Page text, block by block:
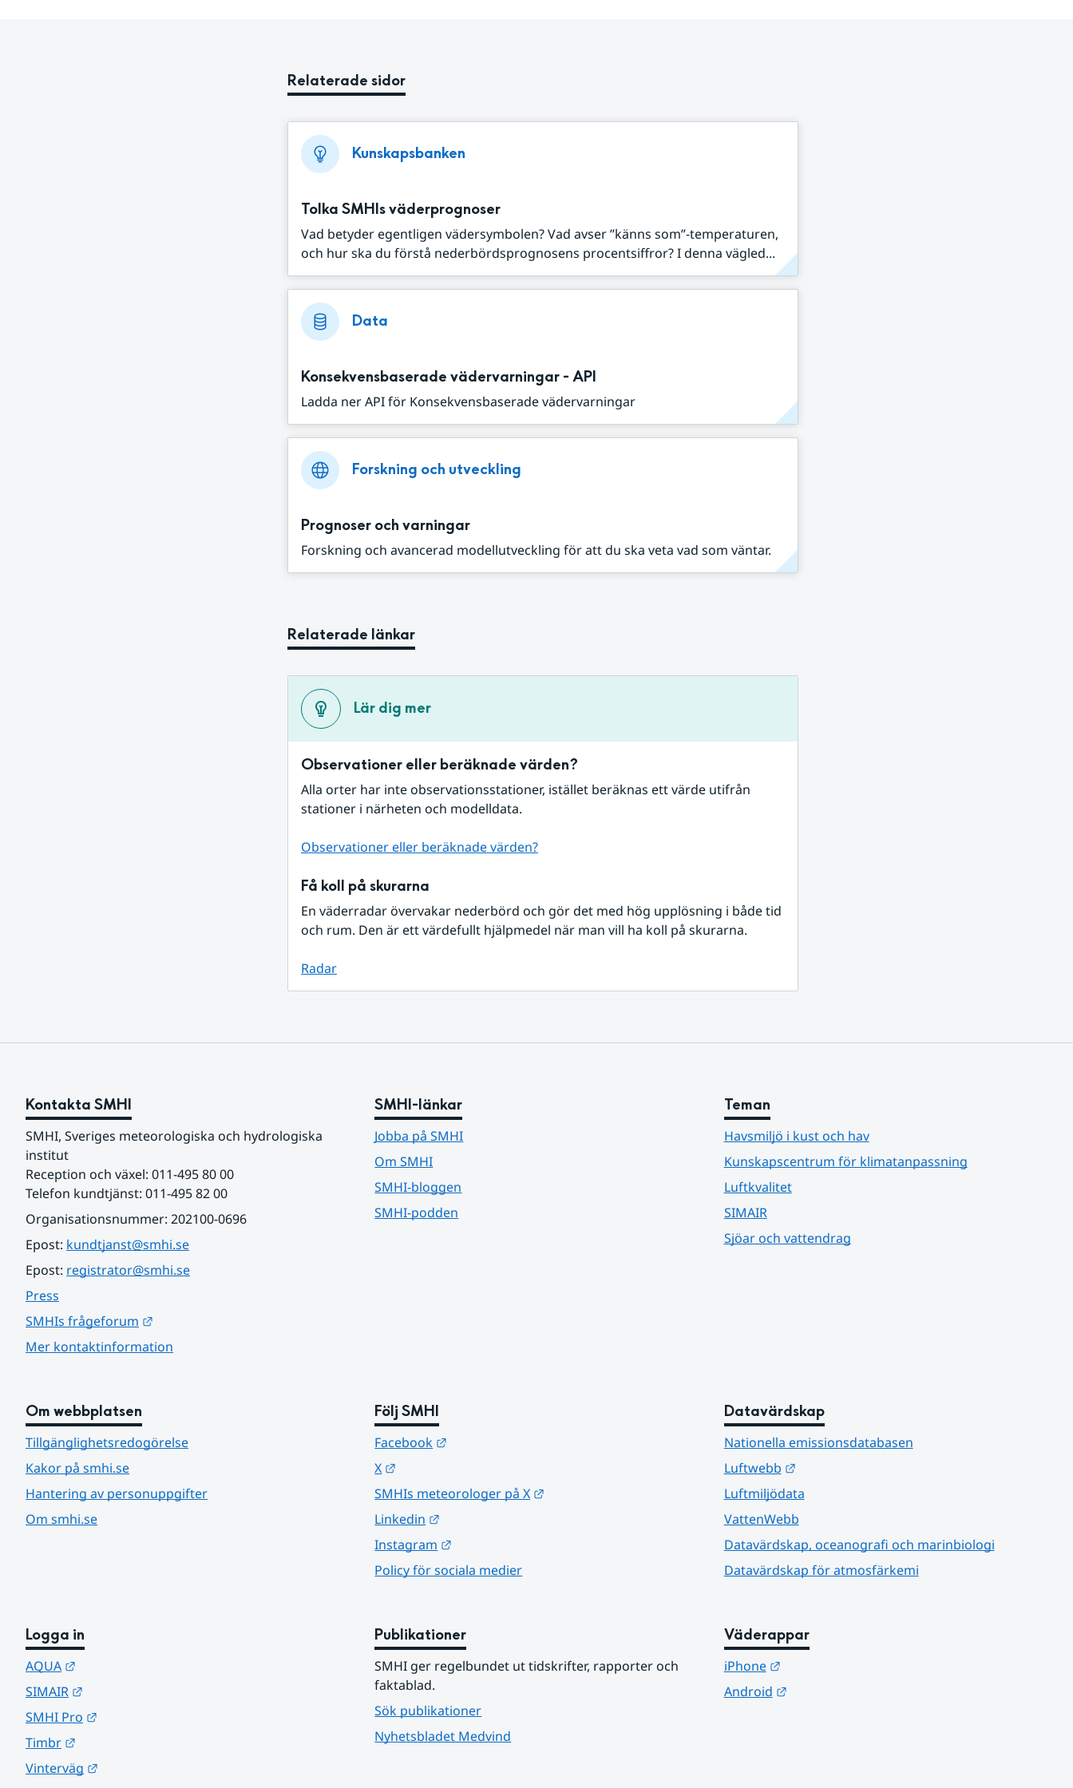
Relaterade sidor
Kunskapsbanken
Tolka SMHIs väderprognoser
Vad betyder egentligen vädersymbolen? Vad avser ”känns som”-temperaturen,
och hur ska du förstå nederbördsprognosens procentsiffror? I denna vägled...
Data
Konsekvensbaserade vädervarningar - API
Ladda ner API för Konsekvensbaserade vädervarningar
Forskning och utveckling
Prognoser och varningar
Forskning och avancerad modellutveckling för att du ska veta vad som väntar.
Relaterade länkar
Lär dig mer
Observationer eller beräknade värden?
Alla orter har inte observationsstationer, istället beräknas ett värde utifrån
stationer i närheten och modelldata.
Observationer eller beräknade värden?
Få koll på skurarna
En väderradar övervakar nederbörd och gör det med hög upplösning i både tid
och rum. Den är ett värdefullt hjälpmedel när man vill ha koll på skurarna.
Radar
Kontakta SMHI
SMHI, Sveriges meteorologiska och hydrologiska
institut
Reception och växel: 011-495 80 00
Telefon kundtjänst: 011-495 82 00
Organisationsnummer: 202100-0696
Epost: kundtjanst@smhi.se
Epost: registrator@smhi.se
Press
SMHIs frågeforum
Mer kontaktinformation
SMHI-länkar
Jobba på SMHI
Om SMHI
SMHI-bloggen
SMHI-podden
Teman
Havsmiljö i kust och hav
Kunskapscentrum för klimatanpassning
Luftkvalitet
SIMAIR
Sjöar och vattendrag
Om webbplatsen
Tillgänglighetsredogörelse
Kakor på smhi.se
Hantering av personuppgifter
Om smhi.se
Följ SMHI
Facebook
X
SMHIs meteorologer på X
Linkedin
Instagram
Policy för sociala medier
Datavärdskap
Nationella emissionsdatabasen
Luftwebb
Länk till annan webbplats.
Luftmiljödata
VattenWebb
Datavärdskap, oceanografi och marinbiologi
Datavärdskap för atmosfärkemi
Logga in
AQUA
SIMAIR
SMHI Pro
Timbr
Vinterväg
Publikationer
SMHI ger regelbundet ut tidskrifter, rapporter och
faktablad.
Sök publikationer
Nyhetsbladet Medvind
Väderappar
iPhone
Länk till annan webbplats.
Android
Länk till annan webbplats.